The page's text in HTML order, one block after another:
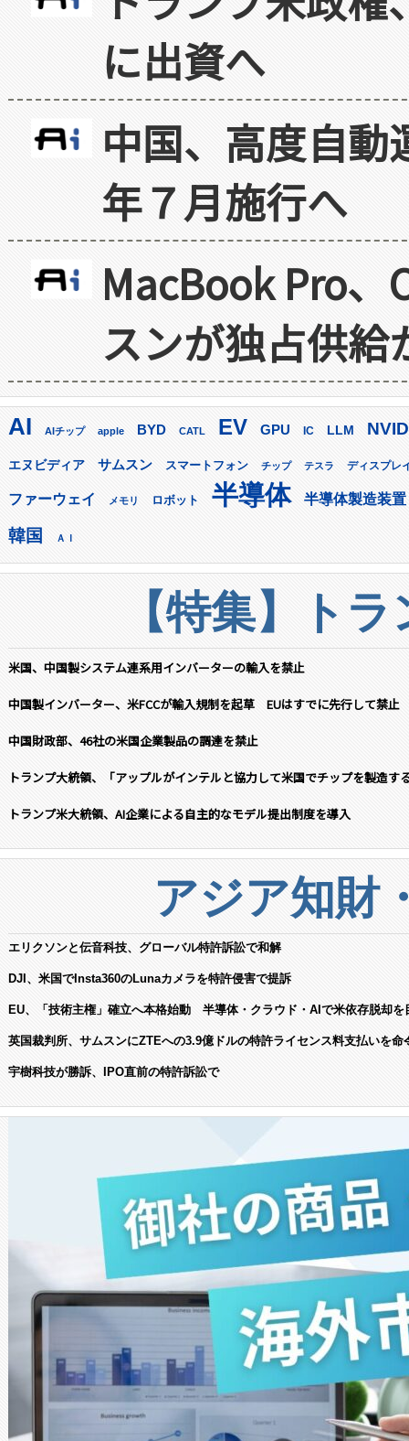
に出資へ
中国、高度自
年７月施行へ
MacBook Pro
スンが独占供給
AI AIチップ apple BYD CATL EV GPU IC LLM
エヌビディア サムスン スマートフォン チップ テスラ ディスプレ
ファーウェイ メモリ ロボット 半導体 半導体製造装置
韓国 ＡＩ
【特集】ト
米国、中国製システム連系用インバーターの輸入を禁止
中国製インバーター、米FCCが輸入規制を起草 EUはすでに先行して禁止
中国財政部、46社の米国企業製品の調達を禁止
トランプ大統領、「アップルがインテルと協力して米国でチップを製造す
トランプ米大統領、AI企業による自主的なモデル提出制度を導入
アジア知財
エリクソンと伝音科技、グローバル特許訴訟で和解
DJI、米国でInsta360のLunaカメラを特許侵害で提訴
EU、「技術主権」確立へ本格始動 半導体・クラウド・AIで米依存脱却を
英国裁判所、サムスンにZTEへの3.9億ドルの特許ライセンス料支払いを命
宇樹科技が勝訴、IPO直前の特許訴訟で